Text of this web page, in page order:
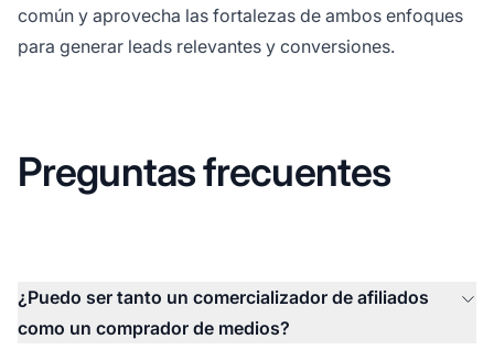
común y aprovecha las fortalezas de ambos enfoques
para generar leads relevantes y conversiones.
Preguntas frecuentes
¿Puedo ser tanto un comercializador de afiliados
como un comprador de medios?